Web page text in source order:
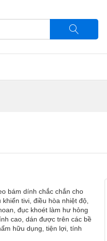
bám dính chắc chắn cho
tivi, điều hòa nhiệt độ,
đục khoét làm hư hỏng
cao, dán được trên các bề
hữu dụng, tiện lợi, tính